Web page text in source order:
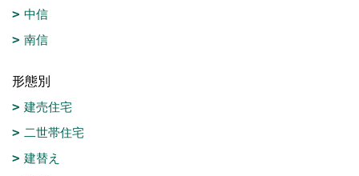
中信
南信
形態別
建売住宅
二世帯住宅
建替え